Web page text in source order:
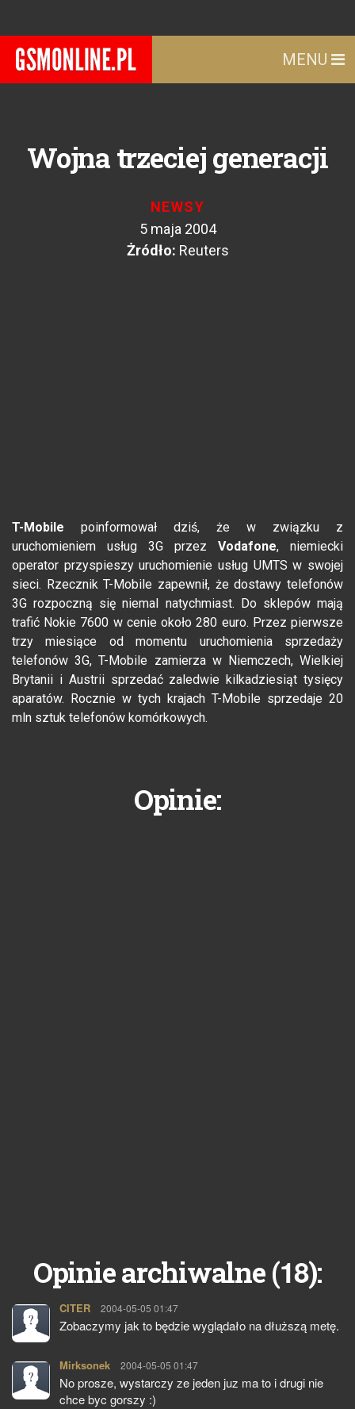
MENU
Wojna trzeciej generacji
NEWSY
5 maja 2004
Żródło: Reuters
T-Mobile poinformował dziś, że w związku z
uruchomieniem usług 3G przez Vodafone, niemiecki
operator przyspieszy uruchomienie usług UMTS w swojej
sieci. Rzecznik T-Mobile zapewnił, że dostawy telefonów
3G rozpoczną się niemal natychmiast. Do sklepów mają
trafić Nokie 7600 w cenie około 280 euro. Przez pierwsze
trzy miesiące od momentu uruchomienia sprzedaży
telefonów 3G, T-Mobile zamierza w Niemczech, Wielkiej
Brytanii i Austrii sprzedać zaledwie kilkadziesiąt tysięcy
aparatów. Rocznie w tych krajach T-Mobile sprzedaje 20
mln sztuk telefonów komórkowych.
Opinie:
Opinie archiwalne (18):
CITER pisze:
2004-05-05 01:47
Zobaczymy jak to będzie wyglądało na dłuższą metę.
Mirksonek pisze:
2004-05-05 01:47
No prosze, wystarczy ze jeden juz ma to i drugi nie
chce byc gorszy :)